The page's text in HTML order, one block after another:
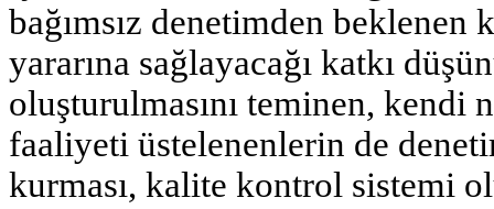
bağımsız denetimden beklenen
yararına sağlayacağı katkı
oluşturulmasını teminen, kendi
faaliyeti üstelenenlerin de
kurması, kalite kontrol sistemi